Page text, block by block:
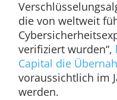
die von weltweit
verifiziert wurden“,
Capital die
voraussichtlich im
werden.